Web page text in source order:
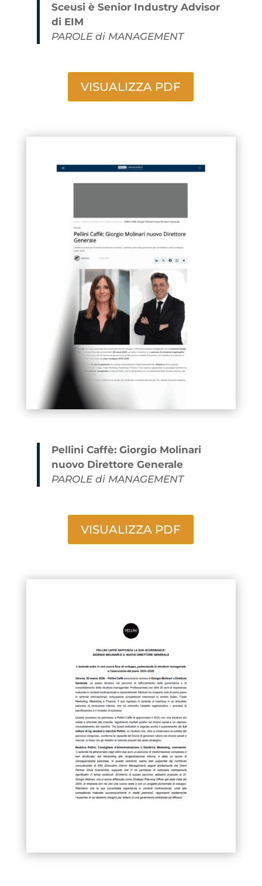
Sceusi è Senior Industry Advisor
di EIM
PAROLE di MANAGEMENT
VISUALIZZA PDF
Pellini Caffè: Giorgio Molinari
nuovo Direttore Generale
PAROLE di MANAGEMENT
VISUALIZZA PDF